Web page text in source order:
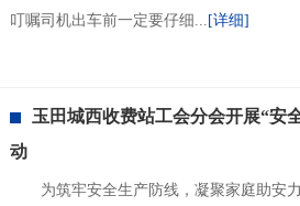
叮嘱司机出车前一定要仔细... [详细]
玉田城西收费站工会分会开展“安
动
为筑牢安全生产防线，凝聚家庭助安